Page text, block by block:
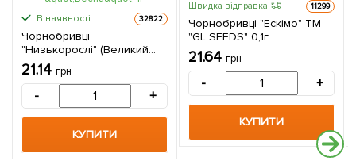
В наявності. 32822
Чорнобривці
"Низькорослі" (Великий
пакет) ТМ "Весна" 1г
21.14 грн
- +
КУПИТИ
Швидка відправка 11299
Чорнобривці "Ескімо" ТМ
"GL SEEDS" 0,1г
21.64 грн
- +
КУПИТИ